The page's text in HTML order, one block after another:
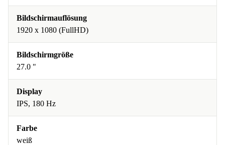
Bildschirmauflösung
1920 x 1080 (FullHD)
Bildschirmgröße
27.0 "
Display
IPS, 180 Hz
Farbe
weiß